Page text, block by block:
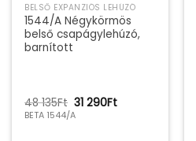
BELSŐ EXPANZIÓS LEHÚZÓ
1544/A Négykörmös
belső csapágylehúzó,
barnított
48 135Ft Original
price
was:
31 290FtCurrent
BETA 1544/A